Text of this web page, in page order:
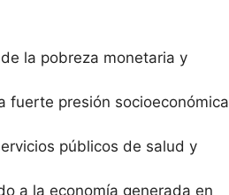
la pobreza monetaria y
fuerte presión socioeconómica
públicos de salud y
a la economía generada en